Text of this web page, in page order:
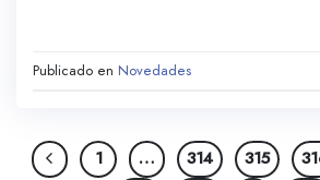
Publicado en Novedades
1 … 314 315